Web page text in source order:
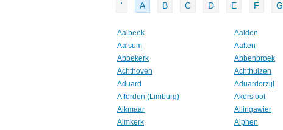
' A B C D E F G
Aalbeek Aalden
Aalsum
Aalten
Abbekerk
Abbenbroek
Achthoven
Achthuizen
Aduard
Aduarderzijl
Afferden (Limburg)
Akersloot
Alkmaar
Allingawier
Almkerk
Alphen